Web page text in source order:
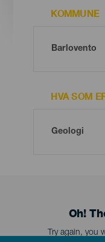
KOMMUNE
HVA SOM
Oh!
Try again, you